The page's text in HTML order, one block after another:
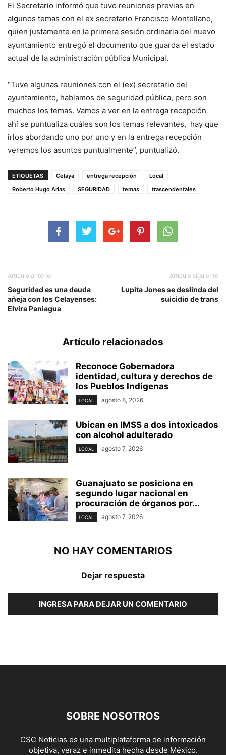
El Secretario informó que tuvo reuniones previas en
algunos temas con el ex secretario Francisco Montellano,
quien justamente en la primera sesión ordinaria del nuevo
ayuntamiento entregó el documento que guarda el estado
actual de la administración pública Municipal.
“Tuve algunas reuniones con el (ex) secretario del
ayuntamiento, hablamos de seguridad pública, pero son
muchos los temas. Vamos a ver en la entrega recepción
ahí se puntualiza cuáles son los temas relevantes, hay que
irlos abordando uno por uno y en la entrega recepción
veremos los asuntos puntualmente”, puntualizó.
ETIQUETAS Celaya entrega recepción
Local
Roberto Hugo Arias
SEGURIDAD temas trascendentales
Artículo anterior
Seguridad es una deuda
añeja con los Celayenses:
Elvira Paniagua
Artículo siguiente
Lupita Jones se deslinda del
suicidio de trans
Artículo relacionados
Reconoce Gobernadora
identidad, cultura y derechos de
los Pueblos Indígenas
LOCAL agosto 8, 2026
Ubican en IMSS a dos intoxicados
con alcohol adulterado
LOCAL agosto 7, 2026
Guanajuato se posiciona en
segundo lugar nacional en
procuración de órganos por...
LOCAL agosto 7, 2026
NO HAY COMENTARIOS
Dejar respuesta
INGRESA PARA DEJAR UN COMENTARIO
SOBRE NOSOTROS
CSC Noticias es una multiplataforma de información
objetiva, veraz e inmedita hecha desde México.